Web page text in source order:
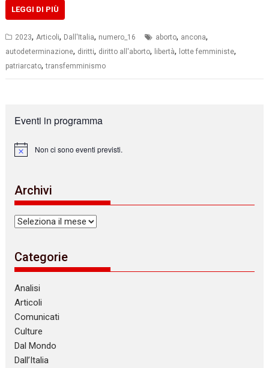
LEGGI DI PIÙ
2023, Articoli, Dall'Italia, numero_16 aborto, ancona,
autodeterminazione, diritti, diritto all'aborto, libertà, lotte femministe,
patriarcato,transfemminismo
Eventi in programma
N
c
e
Non ci sono eventi previsti.
Archivi
Archivi
Categorie
Analisi
Articoli
Comunicati
Culture
Dal Mondo
Dall’Italia